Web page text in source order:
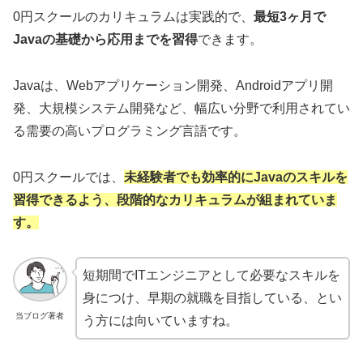
0円スクールのカリキュラムは実践的で、 最短3ヶ月で
Javaの基礎から応用までを習得できます。
Javaは、Webアプリケーション開発、Androidアプリ開
発、大規模システム開発など、幅広い分野で利用されてい
る需要の高いプログラミング言語です。
0円スクールでは、 未経験者でも効率的にJavaのスキルを
習得できるよう、段階的なカリキュラムが組まれていま
す。
当ブログ著者
短期間でITエンジニアとして必要なスキルを
身につけ、早期の就職を目指している、とい
う方には向いていますね。